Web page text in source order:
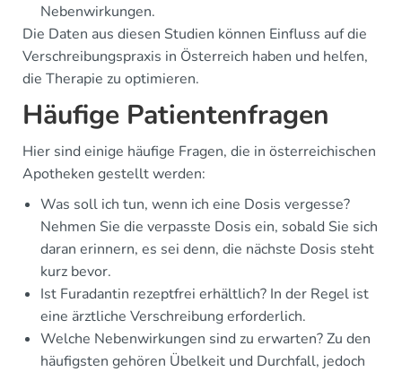
Nebenwirkungen.
Die Daten aus diesen Studien können Einfluss auf die
Verschreibungspraxis in Österreich haben und helfen,
die Therapie zu optimieren.
Häufige Patientenfragen
Hier sind einige häufige Fragen, die in österreichischen
Apotheken gestellt werden:
Was soll ich tun, wenn ich eine Dosis vergesse?
Nehmen Sie die verpasste Dosis ein, sobald Sie sich
daran erinnern, es sei denn, die nächste Dosis steht
kurz bevor.
Ist Furadantin rezeptfrei erhältlich? In der Regel ist
eine ärztliche Verschreibung erforderlich.
Welche Nebenwirkungen sind zu erwarten? Zu den
häufigsten gehören Übelkeit und Durchfall, jedoch